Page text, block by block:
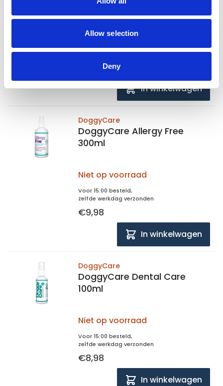
Allow selection
Deny
Niet op voorraad
zelfde werkdag verzonden
€8,98
In winkelwagen
DoggyCare
DoggyCare Allergy Free
300ml
Niet op voorraad
Voor 15:00 besteld,
zelfde werkdag verzonden
€9,98
In winkelwagen
DoggyCare
DoggyCare Dental Care
100ml
Niet op voorraad
Voor 15:00 besteld,
zelfde werkdag verzonden
€8,98
In winkelwagen